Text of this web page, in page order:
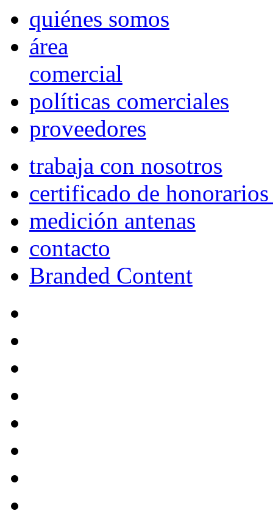
quiénes somos
área
comercial
políticas comerciales
proveedores
trabaja con nosotros
certificado de
medición antenas
contacto
Branded Content